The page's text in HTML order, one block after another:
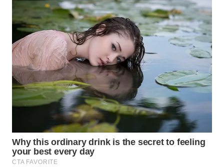
WN
SEMARANG
WN
SOLO
WN
BOROBUDUR
MADURA
WN